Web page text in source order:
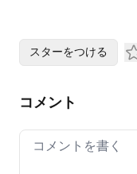
スターをつける
コメント
Your comment